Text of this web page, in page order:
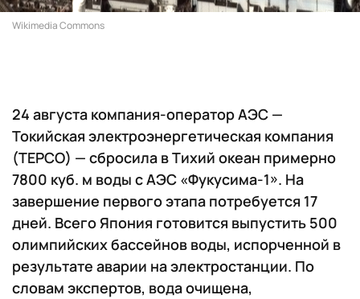
Wikimedia Commons
24 августа компания-оператор АЭС —
Токийская электроэнергетическая компания
(TEPCO) — сбросила в Тихий океан примерно
7800 куб. м воды с АЭС «Фукусима-1». На
завершение первого этапа потребуется 17
дней. Всего Япония готовится выпустить 500
олимпийских бассейнов воды, испорченной в
результате аварии на электростанции. По
словам экспертов, вода очищена,